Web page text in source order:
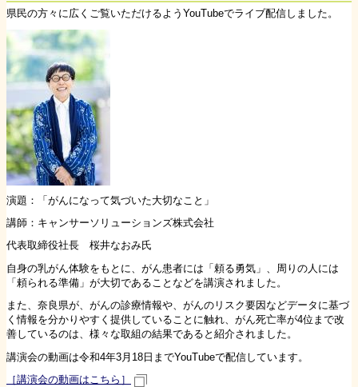
県民の方々に広くご覧いただけるようYouTubeでライブ配信しました。
演題：「がんになって気づいた大切なこと」
講師：キャンサーソリューションズ株式会社
代表取締役社長 桜井なおみ氏
自身の乳がん体験をもとに、がん患者には「頼る勇気」、周りの人には
「頼られる準備」が大切であることなどを講演されました。
また、奈良県が、がんの診療情報や、がんのリスク要因などデータに基づ
く情報を分かりやすく提供していることに触れ、がん死亡率が4位まで改
善しているのは、様々な取組の結果であると紹介されました。
講演会の動画は令和4年3月18日までYouTubeで配信しています。
［講演会の動画はこちら］